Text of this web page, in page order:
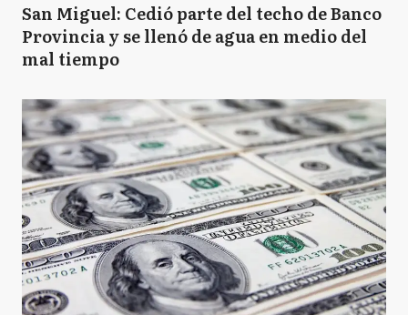
San Miguel: Cedió parte del techo de Banco
Provincia y se llenó de agua en medio del
mal tiempo